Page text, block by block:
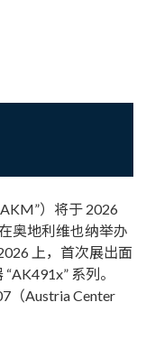
）将于 2026
奥地利维也纳举办
上，首次展出面
系列。
（Austria Center